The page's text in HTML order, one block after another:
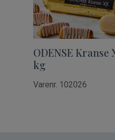
ODENSE Kranse
kg
Varenr. 102026